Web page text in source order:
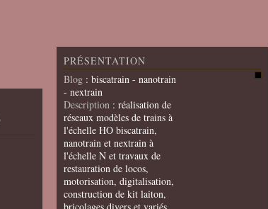
PRÉSENTATION
Blog : biscatrain - nanotrain
- nextrain
Description : réalisation de
réseaux modèles de trains à
l'échelle HO biscatrain,
nanotrain et nextrain à
l'échelle N et travaux de
restauration de locos,
motorisation, digitalisation,
construction de kit laiton,